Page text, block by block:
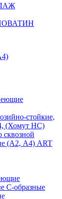
стойкие,
(Хомут НС)
(А2, А4) ART
С-образные